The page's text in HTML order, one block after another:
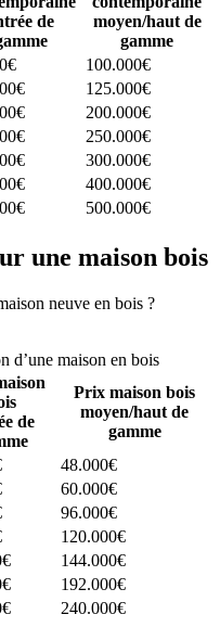
de
moyen/haut de
gamme
100.000€
125.000€
200.000€
250.000€
300.000€
400.000€
500.000€
une maison bois
neuve en bois ?
d’une maison en bois
de
Prix maison bois
moyen/haut de
gamme
48.000€
60.000€
96.000€
120.000€
144.000€
192.000€
240.000€